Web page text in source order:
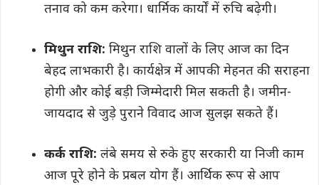
तनाव को कम करेगा। धार्मिक कार्यों में रुचि बढ़ेगी।
मिथुन राशि: मिथुन राशि वालों के लिए आज का दिन
बेहद लाभकारी है। कार्यक्षेत्र में आपकी मेहनत की सराहना
होगी और कोई बड़ी जिम्मेदारी मिल सकती है। जमीन-
जायदाद से जुड़े पुराने विवाद आज सुलझ सकते हैं।
कर्क राशि: लंबे समय से रुके हुए सरकारी या निजी काम
आज पूरे होने के प्रबल योग हैं। आर्थिक रूप से आप